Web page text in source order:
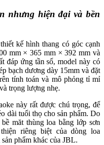
nhưng hiện đại và bền
kế hình thang có góc cạnh
mm × 365 mm × 392 mm và
đáp ứng tần số, model này có
bạch dương dày 15mm và đặt
tính toán và mô phỏng tỉ mỉ
trọng lượng nhẹ.
này rất được chú trọng, để
dài tuổi thọ cho sản phẩm. Do
măt thùng loa bằng lớp sơn
riêng biệt của dòng loa
phẩm khác của JBL.